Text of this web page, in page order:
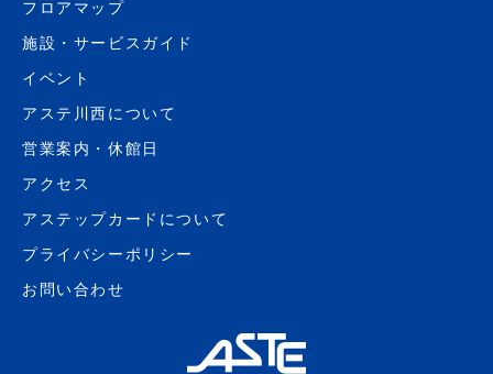
フロアマップ
施設・サービスガイド
イベント
アステ川西について
営業案内・休館日
アクセス
アステップカードについて
プライバシーポリシー
お問い合わせ